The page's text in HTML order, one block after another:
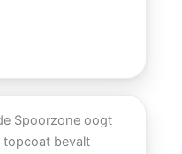
Spoorzone oogt
topcoat bevalt